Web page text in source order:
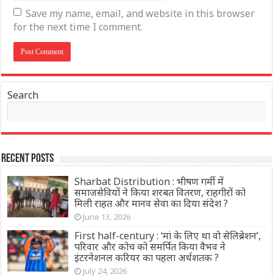
Save my name, email, and website in this browser
for the next time I comment.
Search
Recent Posts
Sharbat Distribution : भीषण गर्मी में
समाजसेवियों ने किया शरबत वितरण, राहगीरों को
मिली राहत और मानव सेवा का दिया संदेश ?
June 13, 2026
First half-century : ‘मां के लिए था वो सेलिब्रेशन’,
परिवार और कोच को समर्पित किया वैभव ने
इंटरनेशनल करियर का पहला अर्धशतक ?
July 24, 2026